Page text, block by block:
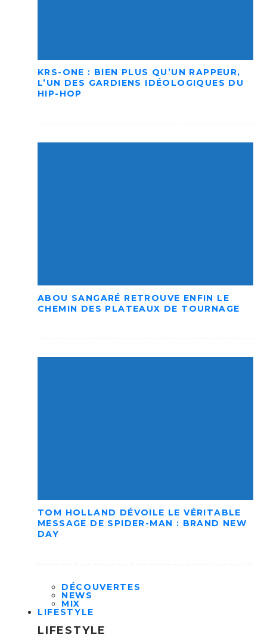
KRS-ONE : BIEN PLUS QU’UN RAPPEUR,
L’UN DES GARDIENS IDÉOLOGIQUES DU
HIP-HOP
ABOU SANGARÉ RETROUVE ENFIN LE
CHEMIN DES PLATEAUX DE TOURNAGE
TOM HOLLAND DÉVOILE LE VÉRITABLE
MESSAGE DE SPIDER-MAN : BRAND NEW
DAY
DÉCOUVERTES
NEWS
MIX
LIFESTYLE
LIFESTYLE